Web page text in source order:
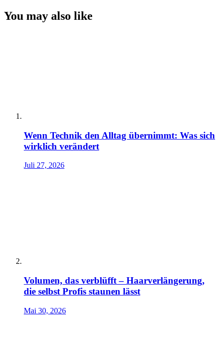
You may also like
Wenn Technik den Alltag übernimmt: Was sich
wirklich verändert
Juli 27, 2026
Volumen, das verblüfft – Haarverlängerung,
die selbst Profis staunen lässt
Mai 30, 2026